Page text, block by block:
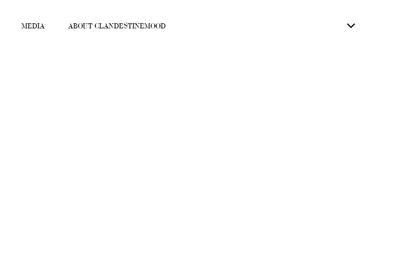
MEDIA ABOUT CLANDESTINEMOOD